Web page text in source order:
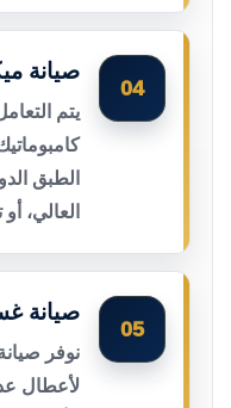
04
صيانة
يتم
الطبق
العالي،
05
صيانة
نوفر
لأعطال